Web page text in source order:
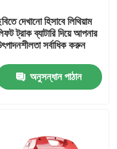
দেখানো হিসাবে লিথিয়াম
ট্রাক ব্যাটারি দিয়ে আপনার
সর্বাধিক করুন
অনুসন্ধান পাঠান